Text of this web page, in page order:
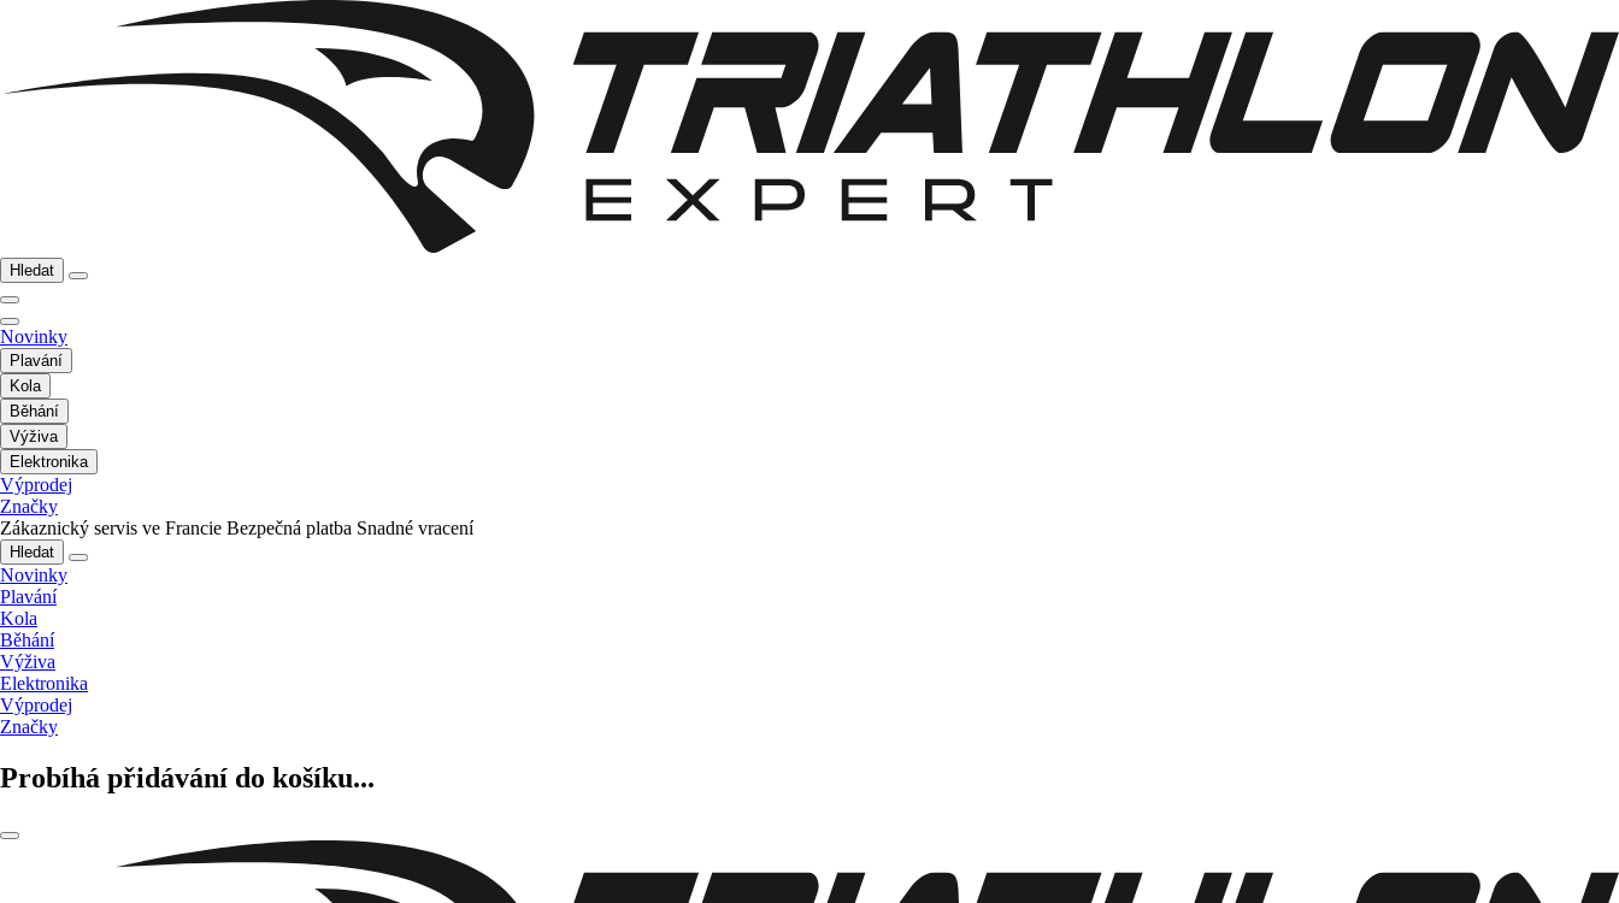
Hledat
Novinky
Plavání
Kola
Běhání
Výživa
Elektronika
Výprodej
Značky
Zákaznický servis ve Francie Bezpečná platba Snadné vracení
Hledat
Novinky
Plavání
Kola
Běhání
Výživa
Elektronika
Výprodej
Značky
Probíhá přidávání do košíku...